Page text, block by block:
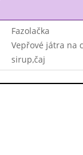
Fazolačka
Vepřové játra na
sirup,čaj